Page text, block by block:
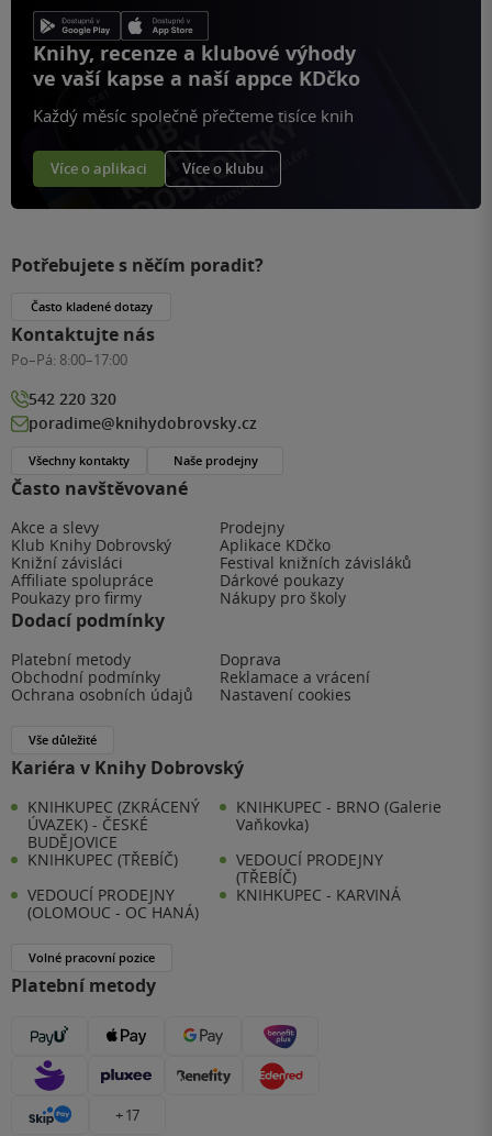
Knihy, recenze a klubové výhody
ve vaší kapse a naší appce KDčko
Každý měsíc společně přečteme tisíce knih
Více o aplikaci Více o klubu
Často navštěvované
Akce a slevy
Prodejny
Klub Knihy Dobrovský
Aplikace KDčko
Knižní závisláci
Festival knižních závisláků
Affiliate spolupráce
Dárkové poukazy
Poukazy pro firmy
Nákupy pro školy
Dodací podmínky
Platební metody
Doprava
Obchodní podmínky
Reklamace a vrácení
Ochrana osobních údajů
Nastavení cookies
Vše důležité
Kariéra v Knihy Dobrovský
KNIHKUPEC (ZKRÁCENÝ
ÚVAZEK) - ČESKÉ
BUDĚJOVICE
KNIHKUPEC - BRNO (Galerie
Vaňkovka)
KNIHKUPEC (TŘEBÍČ)
VEDOUCÍ PRODEJNY
(TŘEBÍČ)
VEDOUCÍ PRODEJNY
(OLOMOUC - OC HANÁ)
KNIHKUPEC - KARVINÁ
Volné pracovní pozice
Platební metody
+ 17
Potřebujete s něčím poradit?
Často kladené dotazy
Kontaktujte nás
Po–Pá: 8:00–17:00
542 220 320
poradime@knihydobrovsky.cz
Všechny kontakty Naše prodejny